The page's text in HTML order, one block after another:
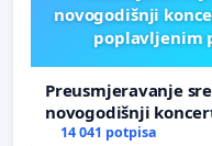
novogodišnji
poplavljenim
Preusmjeravanje
novogodišnji
poplavljenim
14 041 potpisa